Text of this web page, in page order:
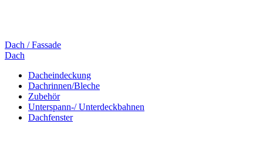
Dach / Fassade
Dach
Dacheindeckung
Dachrinnen/Bleche
Zubehör
Unterspann-/ Unterdeckbahnen
Dachfenster